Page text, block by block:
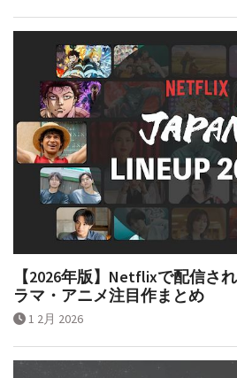
【2026年版】Netflixで配信さ
ラマ・アニメ注目作まとめ
1 2月 2026